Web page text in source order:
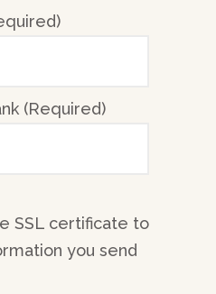
(Required)
SSL certificate to
you send